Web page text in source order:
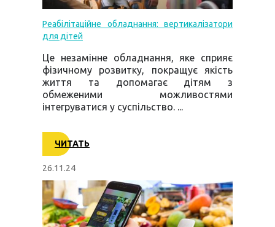
Реабілітаційне обладнання: вертикалізатори
для дітей
Це незамінне обладнання, яке сприяє
фізичному розвитку, покращує якість
життя та допомагає дітям з
обмеженими можливостями
інтегруватися у суспільство. ...
ЧИТАТЬ
26.11.24